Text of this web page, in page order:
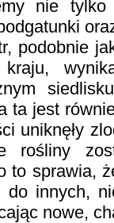
nie
podobnie
kraju,
ta jest
uniknęły
rośliny
to sprawia,
do innych,
nowe,